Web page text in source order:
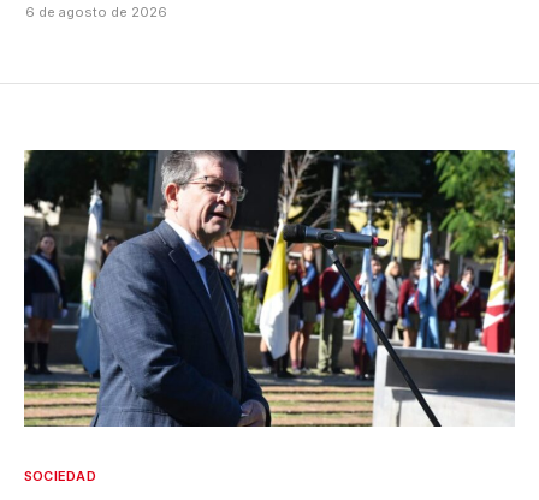
6 de agosto de 2026
SOCIEDAD